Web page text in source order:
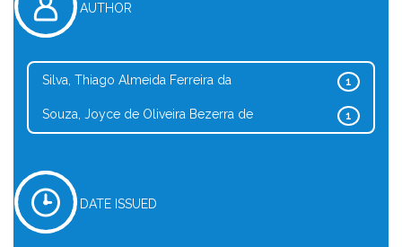
AUTHOR
1
Silva, Thiago Almeida Ferreira da
1
Souza, Joyce de Oliveira Bezerra de
DATE ISSUED